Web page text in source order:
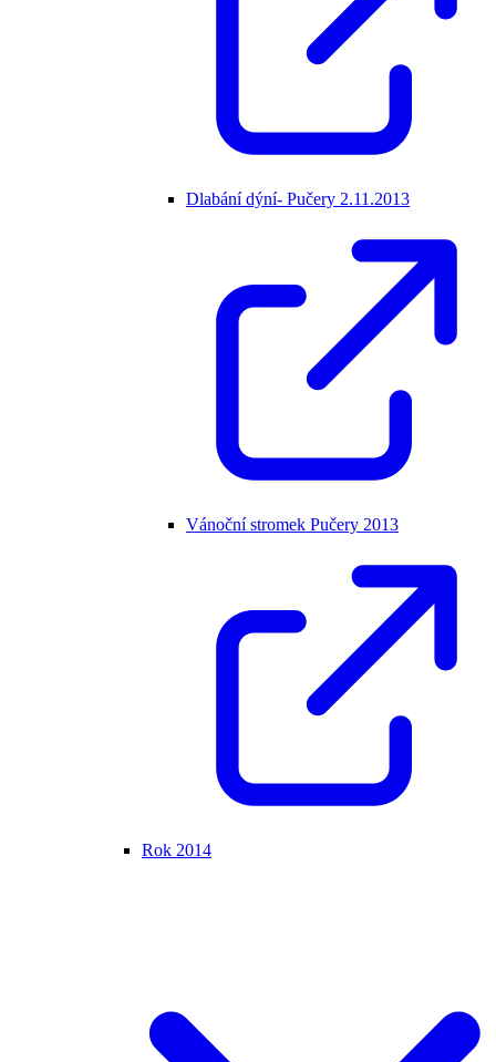
Dlabání dýní- Pučery 2.11.2013
Vánoční stromek Pučery 2013
Rok 2014